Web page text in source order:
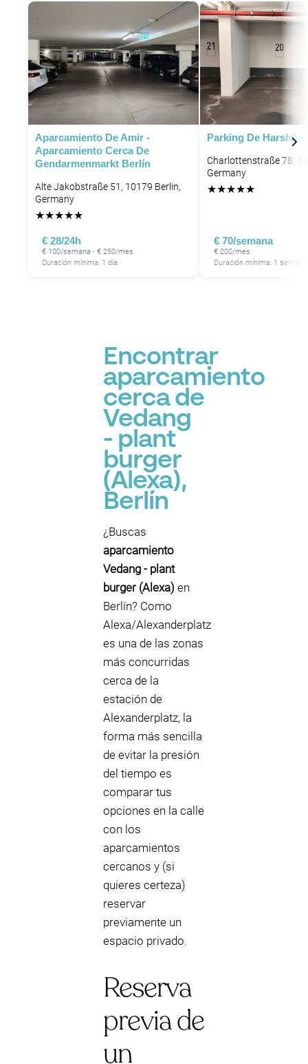
Aparcamiento De Amir -
Aparcamiento Cerca De
Gendarmenmarkt Berlín
Alte Jakobstraße 51, 10179 Berlin,
Germany
★★★★★
€ 28/24h
€ 100/semana · € 250/mes
Duración mínima: 1 día
Parking De Harshita
Charlottenstraße 78,
Germany
★★★★★
€ 70/semana
€ 200/mes
Duración mínima: 1 semana
Encontrar
aparcamiento
cerca de
Vedang
- ️plant
burger
️(Alexa),
Berlín
¿Buscas
aparcamiento
Vedang - ️plant
burger ️(Alexa) en
Berlín? Como
Alexa/Alexanderplatz
es una de las zonas
más concurridas
cerca de la
estación de
Alexanderplatz, la
forma más sencilla
de evitar la presión
del tiempo es
comparar tus
opciones en la calle
con los
aparcamientos
cercanos y (si
quieres certeza)
reservar
previamente un
espacio privado.
Reserva
previa de
un